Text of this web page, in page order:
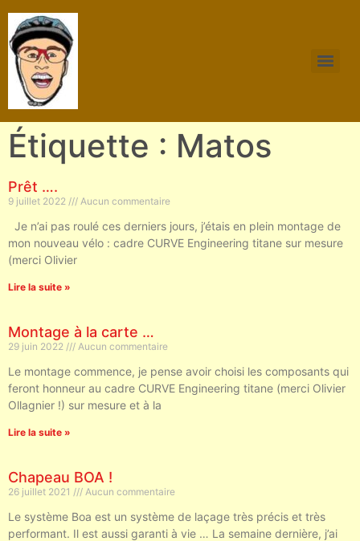
Étiquette : Matos
Prêt ….
9 juillet 2022 Aucun commentaire
Je n’ai pas roulé ces derniers jours, j’étais en plein montage de
mon nouveau vélo : cadre CURVE Engineering titane sur mesure
(merci Olivier
Lire la suite »
Montage à la carte …
29 juin 2022 Aucun commentaire
Le montage commence, je pense avoir choisi les composants qui
feront honneur au cadre CURVE Engineering titane (merci Olivier
Ollagnier !) sur mesure et à la
Lire la suite »
Chapeau BOA !
26 juillet 2021 Aucun commentaire
Le système Boa est un système de laçage très précis et très
performant. Il est aussi garanti à vie … La semaine dernière, j’ai